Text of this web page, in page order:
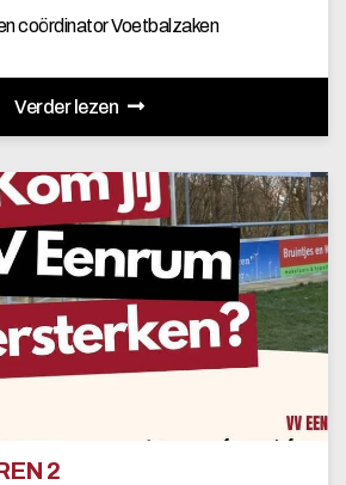
coördinator Voetbalzaken
Verder lezen
2